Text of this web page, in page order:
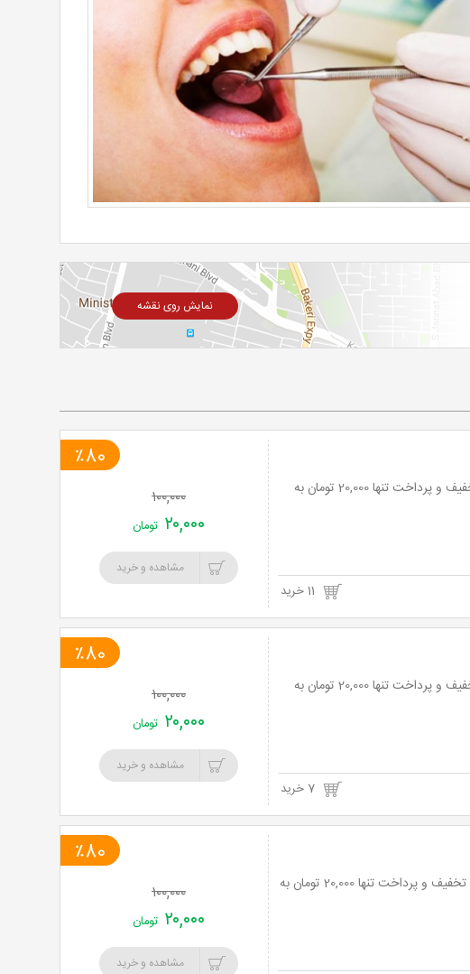
نمایش روی نقشه
معاینه رایگان و جرم گیری با بروساژ دندان در مطب دکتر دادرس با 80% تخفیف و پرداخت تنها 20,000 تومان به
٪80
۱۰۰,۰۰۰
۲۰,۰۰۰ تومان
مشاهده و خرید
معاینه رایگان و جرم گیری با بروساژ دندان در مطب دکتر دادرس با 80% تخفیف و پرداخت تنها 20,000 تومان به
7 خرید
٪80
۱۰۰,۰۰۰
۲۰,۰۰۰ تومان
مشاهده و خرید
معاینه رایگان با نصب نگین های رنگی دندان در مطب دکتر دادرس با 80% تخفیف و پرداخت تنها 20,000 تومان به
٪80
۱۰۰,۰۰۰
۲۰,۰۰۰ تومان
مشاهده و خرید